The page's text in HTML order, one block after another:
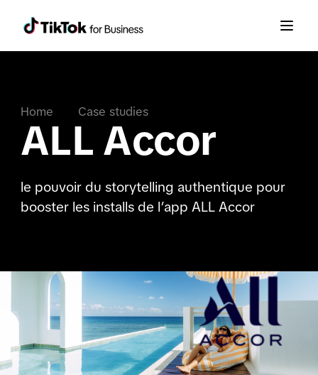
Home Case studies
ALL Accor
le pouvoir du storytelling authentique pour
booster les installs de l’app ALL Accor